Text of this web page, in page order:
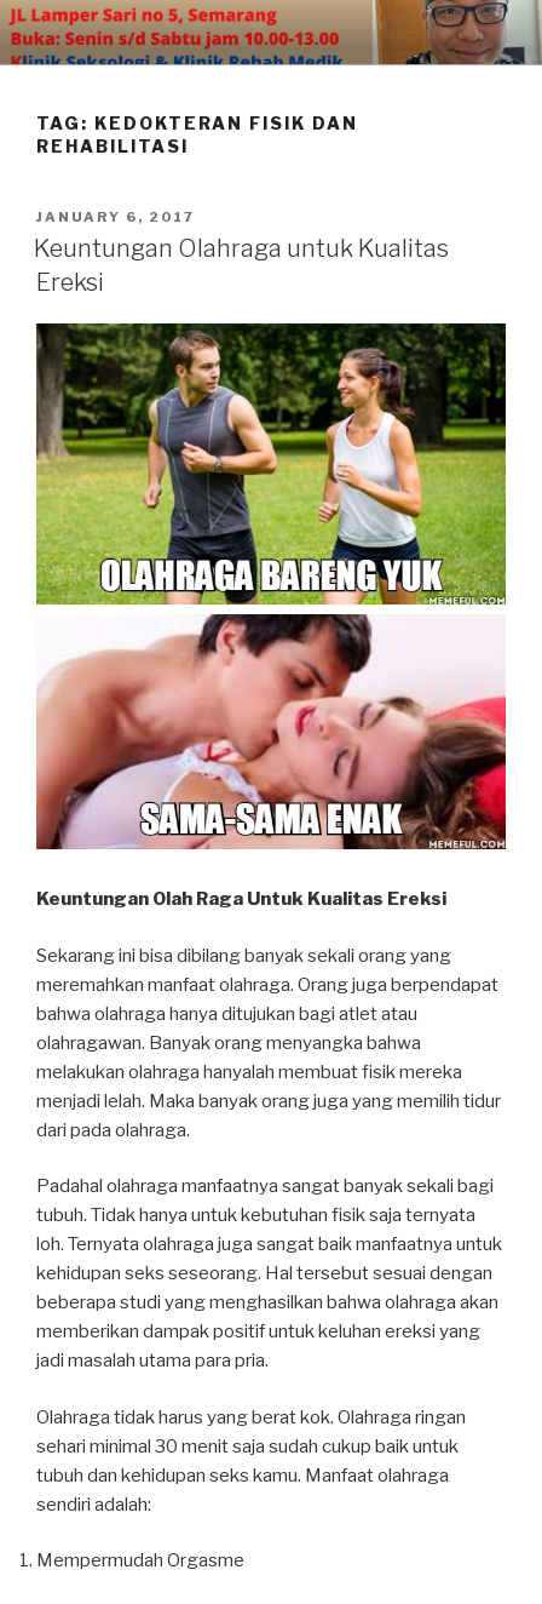
Skip
to
content
TAG: KEDOKTERAN FISIK DAN
REHABILITASI
POSTED
ON
JANUARY 6, 2017
Keuntungan Olahraga untuk Kualitas
Ereksi
Keuntungan Olah Raga Untuk Kualitas Ereksi
Sekarang ini bisa dibilang banyak sekali orang yang
meremahkan manfaat olahraga. Orang juga berpendapat
bahwa olahraga hanya ditujukan bagi atlet atau
olahragawan. Banyak orang menyangka bahwa
melakukan olahraga hanyalah membuat fisik mereka
menjadi lelah. Maka banyak orang juga yang memilih tidur
dari pada olahraga.
Padahal olahraga manfaatnya sangat banyak sekali bagi
tubuh. Tidak hanya untuk kebutuhan fisik saja ternyata
loh. Ternyata olahraga juga sangat baik manfaatnya untuk
kehidupan seks seseorang. Hal tersebut sesuai dengan
beberapa studi yang menghasilkan bahwa olahraga akan
memberikan dampak positif untuk keluhan ereksi yang
jadi masalah utama para pria.
Olahraga tidak harus yang berat kok. Olahraga ringan
sehari minimal 30 menit saja sudah cukup baik untuk
tubuh dan kehidupan seks kamu. Manfaat olahraga
sendiri adalah:
Mempermudah Orgasme